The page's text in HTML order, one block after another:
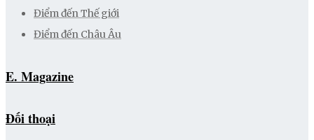
Điểm đến Thế giới
Điểm đến Châu Âu
E. Magazine
Đối thoại